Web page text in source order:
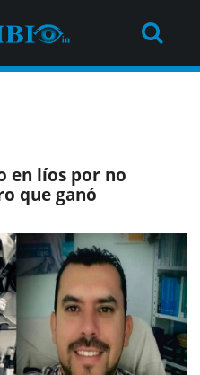
en líos por no
que ganó